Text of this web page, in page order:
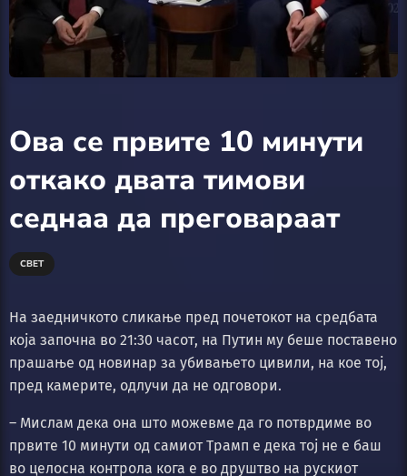
Ова се првите 10 минути
откако двата тимови
седнаа да преговараат
СВЕТ
На заедничкото сликање пред почетокот на средбата
која започна во 21:30 часот, на Путин му беше поставено
прашање од новинар за убивањето цивили, на кое тој,
пред камерите, одлучи да не одговори.
– Мислам дека она што можевме да го потврдиме во
првите 10 минути од самиот Трамп е дека тој не е баш
во целосна контрола кога е во друштво на рускиот